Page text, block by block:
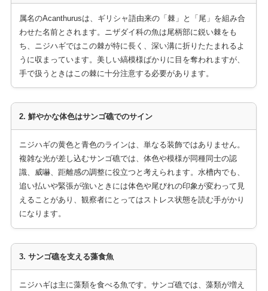
属名のAcanthurusは、ギリシャ語由来の「棘」と「尾」を組み合
わせた名前とされます。ニザダイ科の魚は尾柄部に鋭い棘をも
ち、ニジハギではこの棘が特に長く、深い溝に折りたたまれるよ
うに収まっています。美しい縞模様ばかりに目を奪われますが、
手で扱うときはこの棘に十分注意する必要があります。
2. 鮮やかな体色はサンゴ礁でのサイン
ニジハギの黄色と青色のラインは、単なる装飾ではありません。
複雑な光が差し込むサンゴ礁では、体色や模様が同種同士の認
識、威嚇、距離感の調整に役立つと考えられます。水槽内でも、
追い払いや緊張が強いときには体色や尾びれの印象が変わって見
えることがあり、観察者にとってはストレス状態を読む手がかり
になります。
3. サンゴ礁を支える藻食魚
ニジハギは主に藻類を食べる魚です。サンゴ礁では、藻類が増え